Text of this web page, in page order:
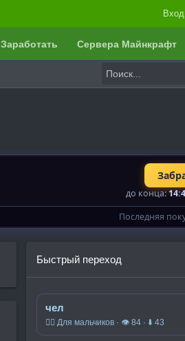
Вход
Заработать Сервера Майнкрафт
Быстрый переход
чел
🧍‍♂️ Для мальчиков · 👁 84 · ⬇ 43